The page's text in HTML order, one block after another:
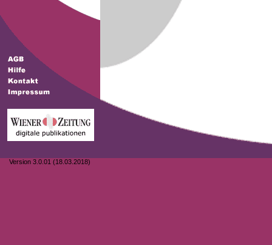
Version 3.0.01 (18.03.2018)